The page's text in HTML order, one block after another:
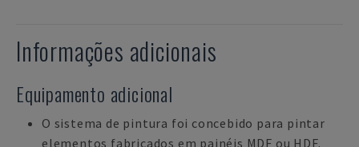
Informações adicionais
Equipamento adicional
O sistema de pintura foi concebido para pintar
elementos fabricados em painéis MDF ou HDF.